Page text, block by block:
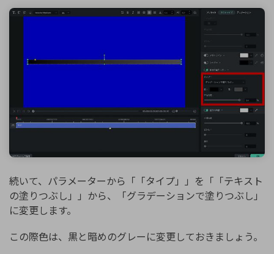
続いて、パラメーターから「「タイプ」」を「「テキスト
の塗りつぶし」」から、「グラデーションで塗りつぶし」
に変更します。
この際色は、黒と暗めのグレーに変更しておきましょう。